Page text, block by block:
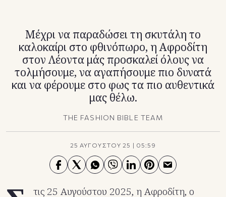
Μέχρι να παραδώσει τη σκυτάλη το
καλοκαίρι στο φθινόπωρο, η Αφροδίτη
στον Λέοντα μάς προσκαλεί όλους να
τολμήσουμε, να αγαπήσουμε πιο δυνατά
και να φέρουμε στο φως τα πιο αυθεντικά
μας θέλω.
THE FASHION BIBLE TEAM
25 ΑΥΓΟΥΣΤΟΥ 25 | 05:59
τις 25 Αυγούστου 2025, η Αφροδίτη, ο